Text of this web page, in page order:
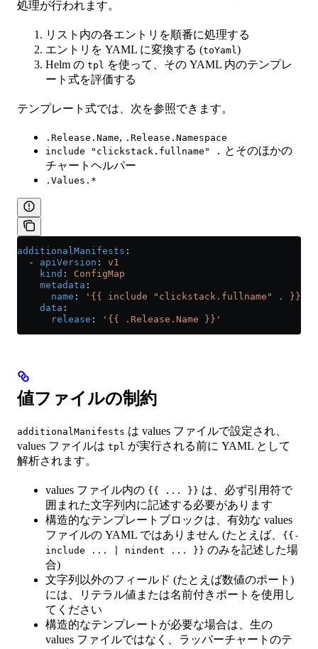
処理が行われます。
リスト内の各エントリを順番に処理する
エントリを YAML に変換する (toYaml)
Helm の tpl を使って、その YAML 内のテンプレ
ート式を評価する
テンプレート式では、次を参照できます。
.Release.Name, .Release.Namespace
include "clickstack.fullname" . とそのほかの
チャートヘルパー
.Values.*
additionalManifests :
  -
apiVersion : v1
    kind
: ConfigMap
    metadata
:
      name
:
'{{ include "clickstack.fullname" . }}-
    data
:
      release
: '{{ .Release.Name }}'
値ファイルの制約
additionalManifests は values ファイルで設定され、
values ファイルは tpl が実行される前に YAML として
解析されます。
values ファイル内の {{ ... }} は、必ず引用符で
囲まれた文字列内に記述する必要があります
構造的なテンプレートブロックは、有効な values
ファイルの YAML ではありません (たとえば、
{{-
include ... | nindent ... }} のみを記述した場
合)
文字列以外のフィールド (たとえば数値のポート)
には、リテラル値または名前付きポートを使用し
てください
構造的なテンプレートが必要な場合は、生の
values ファイルではなく、ラッパーチャートのテ